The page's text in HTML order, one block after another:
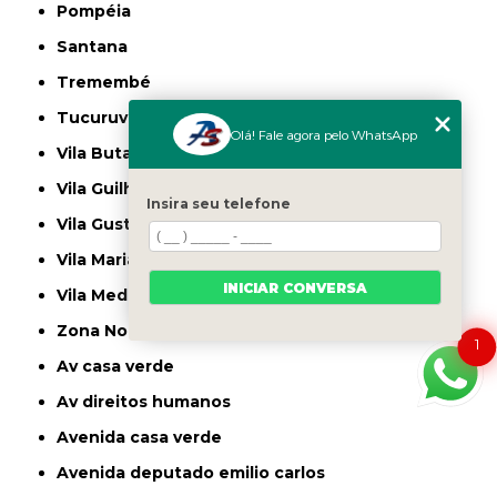
Pompéia
Santana
Tremembé
Tucuruvi
Vila Butantã
Vila Guilherme
Vila Gustavo
Vila Maria
Vila Medeiros
Zona Norte
av casa verde
av direitos humanos
avenida casa verde
avenida deputado emilio carlos
1
Olá! Fale agora pelo WhatsApp
Insira seu telefone
INICIAR CONVERSA